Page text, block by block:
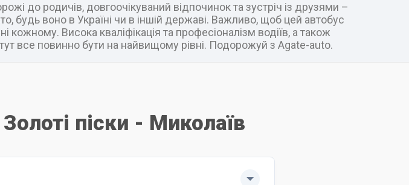
до родичів, довгоочікуваний відпочинок та зустріч із друзями –
будь воно в Україні чи в іншій державі. Важливо, щоб цей автобус
Висока кваліфікація та професіоналізм водіїв, а також
все повинно бути на найвищому рівні. Подорожуй з Agate-auto.
піски - Миколаїв